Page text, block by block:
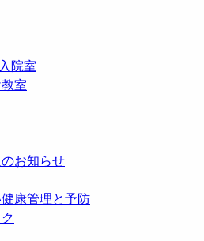
院室
室
お知らせ
康管理と予防